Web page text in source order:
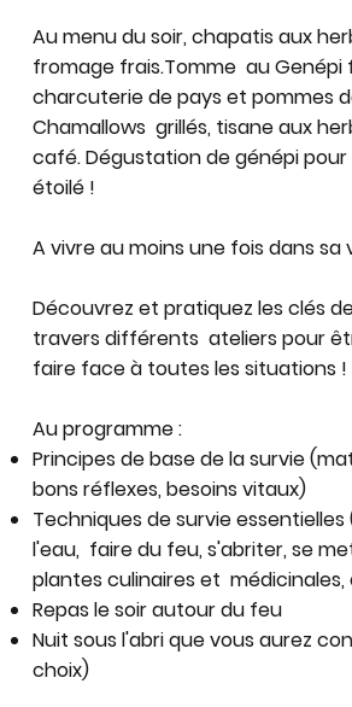
Au menu du soir, chapatis aux
fromage frais.Tomme au Genépi
charcuterie de pays et pommes
Chamallows grillés, tisane aux
café. Dégustation de génépi
étoilé !
A vivre au moins une fois dans sa
Découvrez et pratiquez les clés
travers différents ateliers pour
faire face à toutes les situations !
Au programme :
Principes de base de la survie
bons réflexes, besoins vitaux)
Techniques de survie
l'eau, faire du feu, s'abriter, se
plantes culinaires et médicinales,
Repas le soir autour du feu
Nuit sous l'abri que vous aurez
choix)